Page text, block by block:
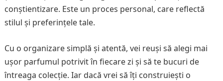
conștientizare. Este un proces personal, care reflectă
stilul și preferințele tale.
Cu o organizare simplă și atentă, vei reuși să alegi mai
ușor parfumul potrivit în fiecare zi și să te bucuri de
întreaga colecție. Iar dacă vrei să îți construiești o